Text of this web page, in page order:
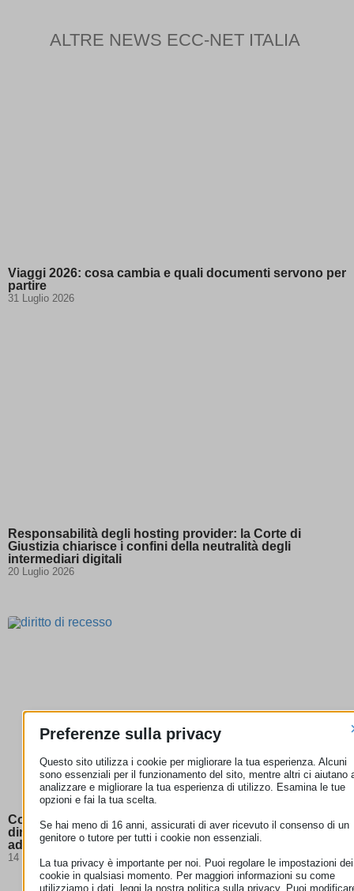
ALTRE NEWS ECC-NET ITALIA
Viaggi 2026: cosa cambia e quali documenti servono per
partire
31 Luglio 2026
Responsabilità degli hosting provider: la Corte di
Giustizia chiarisce i confini della neutralità degli
intermediari digitali
20 Luglio 2026
Corte di giustizia UE: per gli abbonamenti streaming il
diritto di recesso non può essere escluso se l’offerta si
adatta al comportamento dell’utente
14 Luglio 2026
Preferenze sulla privacy
Questo sito utilizza i cookie per migliorare la tua esperienza. Alcuni
sono essenziali per il funzionamento del sito, mentre altri ci aiutano
analizzare e migliorare la tua esperienza di utilizzo. Esamina le tue
opzioni e fai la tua scelta.
Se hai meno di 16 anni, assicurati di aver ricevuto il consenso di un
genitore o tutore per tutti i cookie non essenziali.
La tua privacy è importante per noi. Puoi regolare le impostazioni dei
cookie in qualsiasi momento. Per maggiori informazioni su come
utilizziamo i dati, leggi la nostra politica sulla privacy. Puoi